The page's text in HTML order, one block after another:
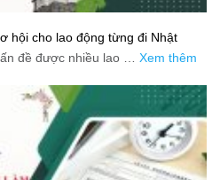
hội cho lao động từng đi Nhật
đề được nhiều lao … Xem thêm